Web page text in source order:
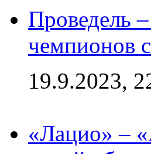
Проведель
чемпионов
19.9.2023,
«Лацио» –